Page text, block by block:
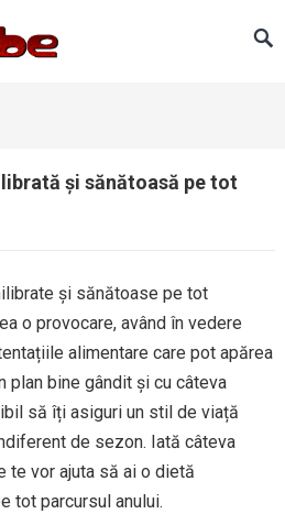
și sănătoasă pe tot
și sănătoase pe tot
o provocare, având în vedere
alimentare care pot apărea
plan bine gândit și cu câteva
să îți asiguri un stil de viață
de sezon. Iată câteva
te vor ajuta să ai o dietă
tot parcursul anului.